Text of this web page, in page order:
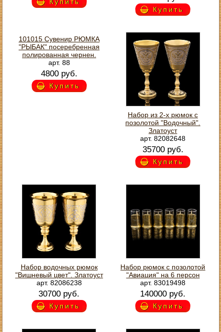
Купить
101015 Сувенир РЮМКА
"РЫБАК" посеребренная
полированная чернен.
арт. 88
4800 руб.
Купить
Набор из 2-х рюмок с
позолотой "Водочный".
Златоуст
арт. 82082648
35700 руб.
Купить
Набор водочных рюмок
"Вишневый цвет". Златоуст
арт. 82086238
30700 руб.
Купить
Набор рюмок с позолотой
"Авиация" на 6 персон
арт. 83019498
140000 руб.
Купить